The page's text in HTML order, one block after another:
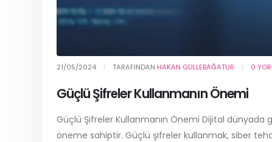
21/05/2024 TARAFINDAN HAKAN GÜLLEBAĞATUR 0
Güçlü Şifreler Kullanmanın Önemi
Güçlü Şifreler Kullanmanın Önemi Dijital dünyada
öneme sahiptir. Güçlü şifreler kullanmak, siber